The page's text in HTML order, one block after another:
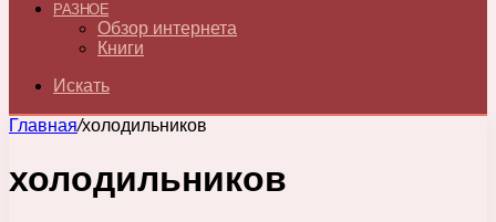
РАЗНОЕ
Обзор интернета
Книги
Искать
Главная/холодильников
холодильников